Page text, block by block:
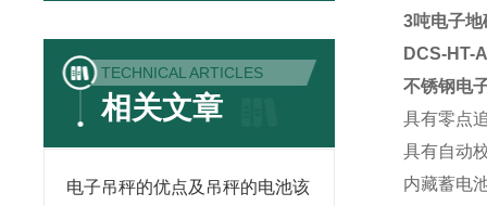
TECHNICAL ARTICLES
相关文章
电子吊秤的优点及吊秤的电池该
3吨电子
DCS-HT-
不锈钢电
具有零点
具有自动
内藏蓄电